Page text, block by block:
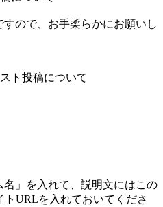
ので、お手柔らかにお願いし
ト投稿について
」を入れて、説明文にはこの
URLを入れておいてくださ